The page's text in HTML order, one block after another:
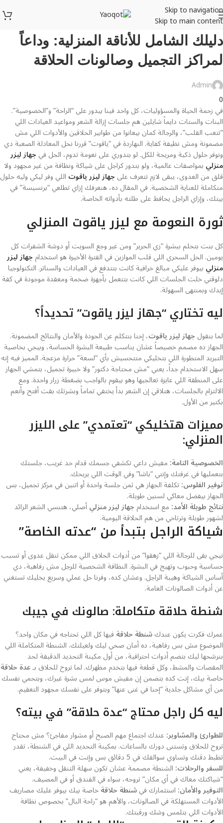
Skip to navigation
Skip to main content
Uncategorized
دليلك الشامل للأناقة المنزلية: وداعاً
لمراكز التجميل وصالونات الحلاقة
Admin
0
في زحمة الحياة والمسؤوليات، كل واحد فينا بيدور على “الراحة” و”الخصوصية”.
البنات والستات دايماً شايلين هم جلسات إزالة الشعر ومواعيد العيادات اللي
“تتعب القلب”، والرجالة كمان بيعانوا من طوابير الحلاقين والأدوات اللي مش
مضمونة ومش نظيفة كفاية. النهاردة في “ياقوت” قررنا نحل المعادلة الصعبة دي
ونوفر حلول ذكية ومريحة للكل. لو بتدوري على نعومة تدوم، الحل في جهاز ليزر
منزلي بمواصفات عالمية، ولو بتدور كراجل على شياكة ونظافة من غير مجهود ولا
قلق من العدوى، يبقى لازم تتعرف على جهاز ليزر ياقوت اللي وفر ليكي وليه حلول
متكاملة للعناية الشخصية. في المقال ده، هنعرفك إزاي تطلعي “برنسيسة” في
بيتك، وإزاي الراجل يحافظ على طلته بأدواته الخاصة.
ثورة النعومة مع ليزر ياقوت المنزلي
كل بنت بتحلم ببشرة “زي الحرير” ومن غير وجع السويت أو دوشة الشفرات كل
يومين. الحل السحري اللي قلب الموازين في الفترة الأخيرة هو استخدام جهاز ليزر
منزلي بيوفر عليكي مبالغ خرافية كانت بتتدفع في العيادات والسناتر. التكنولوجيا
دلوقتي خلت الجلسات اللي كانت بتتعمل بأجهزة ضخمة ومعقدة موجودة في كفة
إيدك وبمنتهى السهولة.
ليه تختاري “جهاز ليزر ياقوت” تحديداً؟
لما بنقول جهاز ليزر ياقوت، إحنا بنتكلم عن الجودة والأمان والنتائج المضمونة.
الجهاز ده مصمم خصيصاً عشان يناسب طبيعة البشرة الحساسة، وبيجي بخاصية
التبريد المتطورة اللي بتخليكي متتحسيش بأي “لسعة” حرارة مزعجة. المميز فيه إنه
سهل الاستخدام جداً، يعني “مش محتاجة دكتور” ولا خبيرة تجميل، بتمشي الجهاز
على المنطقة اللي عايزة تعالجيها وهو بيقوم بالواجب بضغطة زرار واحدة. ومع
الالتزام بالجلسات، هتلاقي إن الشعر بدأ يختفي تماماً وبشرتك بقت أفتح وأنعم
بكتير من الأول.
مميزات هتخليكي “تعتمدي” على الليزر
المنزلي:
الخصوصية التامة: مفيش داعي تكشفي جسمك قدام حد غريب، جلستك
بتعمليها في غرفتك وإنتي “باشا” وفي الوقت اللي يريحك.
توفير الفلوس:تكلفة الجهاز هي ثمن جلسة واحدة أو اتنين في مركز تجميل، بس
الجهاز بيفضل معاكي لسنين طويلة.
نتائج طويلة الأمد: مع استخدام جهاز ليزر منزليأصلي، هتنسي الشعر الزائد
لشهور طويلة وترتاحي من هم الحلاقة اليومية.
شياكة الراجل بتبدأ من “عدته الخاصة”
نيجي بقى للرجالة اللي “زهقوا” من أدوات الحلاق اللي ممكن تنقل عدوى أو تسبب
حساسية وحبوب وتهيج في البشرة. النظافة الشخصية للرجل مش رفاهية، دي
أساس الشياكة وهيبة الراجل. وعشان كده، وفرنا حل عملي وسريع يخليك تستغني
عن أدوات الصالونات العامة.
شنطة حلاقة متكاملة: صالونك في جيبك
عمرك فكرت يكون عندكشنطة حلاقة فيها كل اللي تحتاجه في مكان واحد؟
الموضوع مش بس رفاهية، ده أمان صحي ليك ولعيلتك. الشنطة المتكاملة اللي
بنرشحها ليك بتضم أدوات احترافية، من أول مكينة التحديد الدقيقة لحد
المقصات والمشط، وكل قطعة فيها بتخدم مظهرك. لما تروح للحلاق بـعدة حلاقة
خاصة بيك، إنت كده بتضمن إن مفيش موس لمس بشرة غيرك، وبتحمي نفسك
من أي مشاكل جلدية “إحنا في غنى عنها” وبتوفر على نفسك مجهود التعقيم.
ليه كل راجل محتاج “عدة حلاقة” في بيته؟
للطوارئ والمشاوير:عندك اجتماع مهم الصبح أو مشوار مفاجئ؟ مش محتاج
تروح للحلاق وتستنى دورك بالساعات. بمكينة التحديد اللي في الشنطة، تقدر
تظبط دقنك وتساوي سوالفك في 5 دقائق بس وإنت في البيت.
للسفر والرحلات: الشنطة مصممة عشان تكون سهلة التنقل وخفيفة، يعني
“شياكتك معاك في أي مكان” تروحه، سواء في الفندق أو في المصيف.
التوفير والأمان: استثمارك فيشنطة حلاقةخاصة بيك بيوفر عليك مصاريف
الأدوات المستهلكة في الصالونات، والأهم هو “راحة البال” بخصوص نظافة
الأدوات اللي بتلمس وشك ورقبتك.